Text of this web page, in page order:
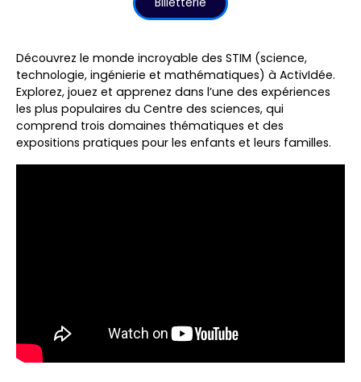
Découvrez le monde incroyable des STIM (science,
technologie, ingénierie et mathématiques) à ActivIdée.
Explorez, jouez et apprenez dans l’une des expériences
les plus populaires du Centre des sciences, qui
comprend trois domaines thématiques et des
expositions pratiques pour les enfants et leurs familles.